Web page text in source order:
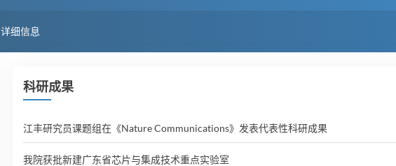
详细信息
科研成果
江丰研究员课题组在《Nature Communications》发表代表性科研成果
我院获批新建广东省芯片与集成技术重点实验室